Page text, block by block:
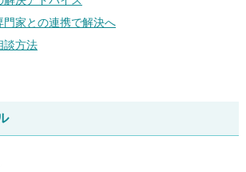
家との連携で解決へ
談方法